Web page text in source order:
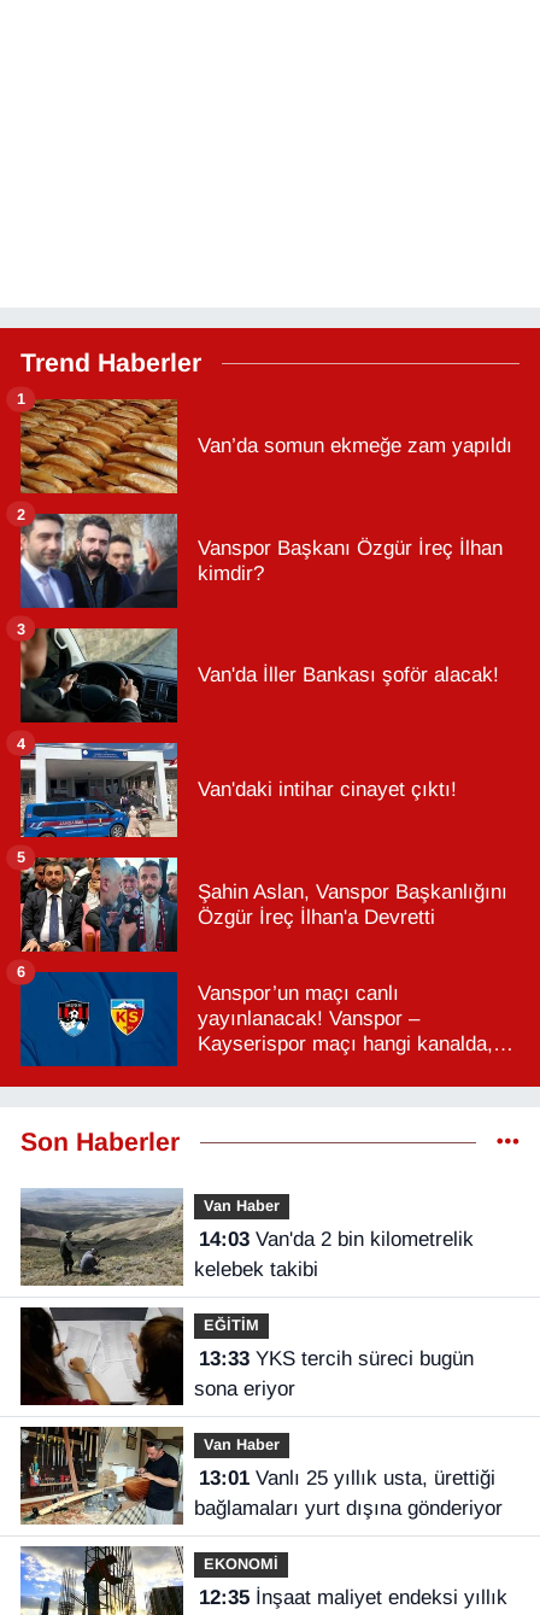
Trend Haberler
Van’da somun ekmeğe zam yapıldı
1
Vanspor Başkanı Özgür İreç İlhan
kimdir?
2
Van'da İller Bankası şoför alacak!
3
Van'daki intihar cinayet çıktı!
4
Şahin Aslan, Vanspor Başkanlığını
Özgür İreç İlhan'a Devretti
5
Vanspor’un maçı canlı
yayınlanacak! Vanspor –
Kayserispor maçı hangi kanalda,
6
Son Haberler
Van Haber
14:03Van'da 2 bin kilometrelik
kelebek takibi
EĞİTİM
13:33YKS tercih süreci bugün
sona eriyor
Van Haber
13:01Vanlı 25 yıllık usta, ürettiği
bağlamaları yurt dışına gönderiyor
EKONOMİ
12:35İnşaat maliyet endeksi yıllık